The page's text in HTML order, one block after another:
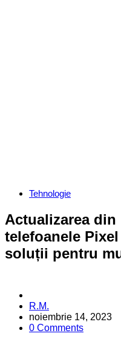
Categories
Tehnologie
Actualizarea
telefoanele
soluții pentru
Posted
by
R.M.
noiembrie 14, 2023
0 Comments